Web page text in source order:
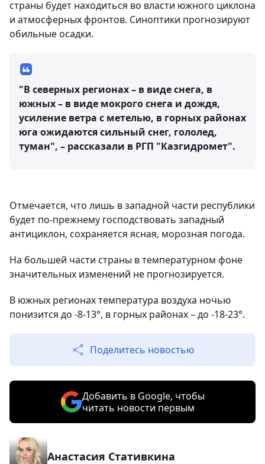
страны будет находиться во власти южного циклона
и атмосферных фронтов. Синоптики прогнозируют
обильные осадки.
"В северных регионах – в виде снега, в
южных – в виде мокрого снега и дождя,
усиление ветра с метелью, в горных районах
юга ожидаются сильный снег, гололед,
туман", – рассказали в РГП "Казгидромет".
Отмечается, что лишь в западной части республики
будет по-прежнему господствовать западный
антициклон, сохраняется ясная, морозная погода.
На большей части страны в температурном фоне
значительных изменений не прогнозируется.
В южных регионах температура воздуха ночью
понизится до -8-13°, в горных районах – до -18-23°.
Поделитесь новостью
Добавить в Google, чтобы
читать новости первым
Анастасия Стативкина